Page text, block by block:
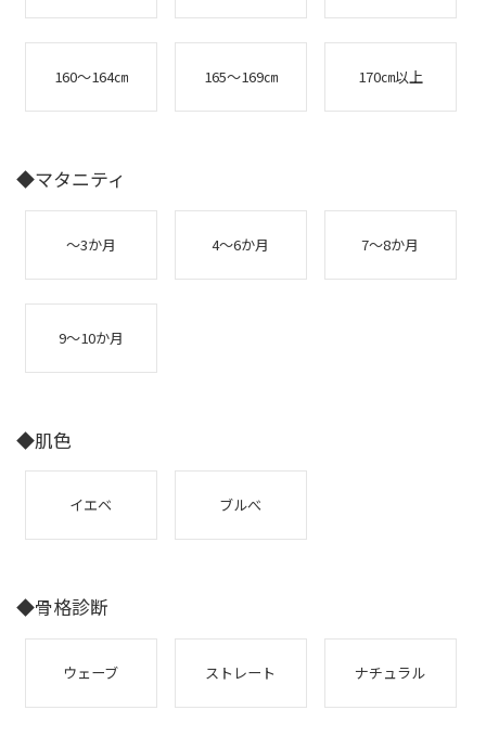
160～164㎝ 165～169㎝ 170㎝以上
◆マタニティ
～3か月 4～6か月 7～8か月
9～10か月
◆肌色
イエベ ブルべ
◆骨格診断
ウェーブ ストレート ナチュラル